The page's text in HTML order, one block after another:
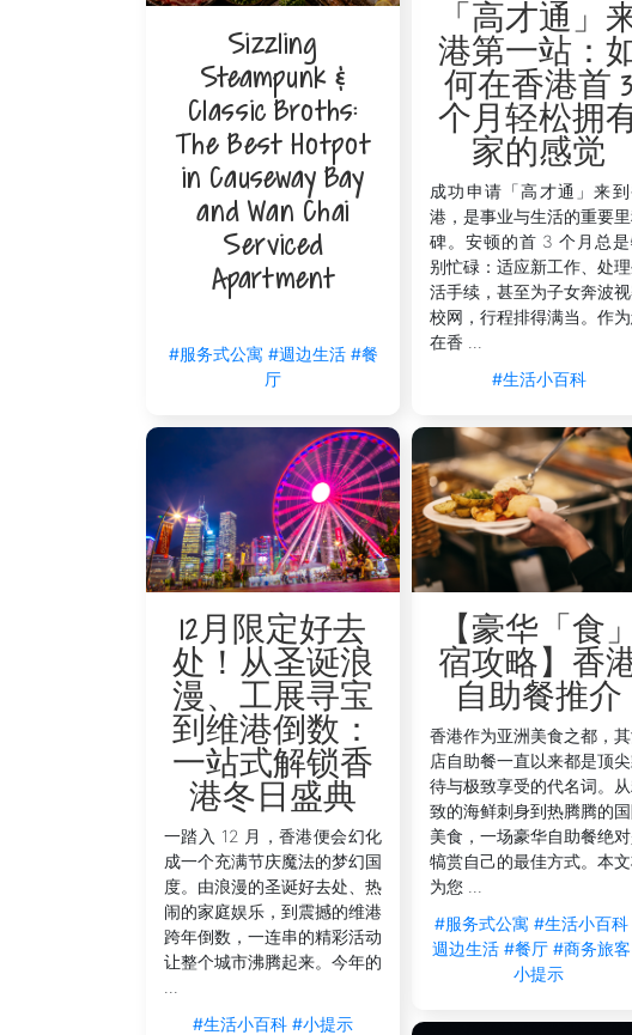
皇室堡（Windsor House）是铜锣湾地区著名的购物、
院和大型电脑及数码广场。这里不论购物、亲子、用
交通： 从 V Causeway Bay 步行约3分钟；从 V
漫游铜锣湾，时尚与生活并存：V
漫游铜锣湾，时尚与生活在此完美交融。这里的特色
Causeway Bay
（铜锣湾怡和街9-15号）或V Causeway
V Causeway Bay 致力为您打造一个方便舒适慨「家
全与便捷。寓所内设有极速Wi-Fi同智能家居控制，方
讯、交通建议，甚至可以帮您预订餐饮或特色活动，
洁，血拼归来后可以彻底放松。而行李寄存与灵活入住
选择 V Causeway Bay 或 V Causeway Bay 2，每一个
验。
Sizzling
Steampunk &
Classic Broths:
The Best Hotpot
in Causeway Bay
and Wan Chai
Serviced
Apartment
#服务式公寓 #週边生活 #餐
厅
「高才通」
港第一站：
何在香港首 3
个月轻松拥
家的感觉
成功申请「高才通」来到
港，是事业与生活的重要
碑。安顿的首 3 个月总
别忙碌：适应新工作、处
活手续，甚至为子女奔波
校网，行程排得满当。作
在香 ...
#生活小百科
【豪华「食」
宿攻略】香
自助餐推介
香港作为亚洲美食之都，
店自助餐一直以来都是顶
待与极致享受的代名词。
致的海鲜刺身到热腾腾的
美食，一场豪华自助餐绝
犒赏自己的最佳方式。本
为您 ...
#服务式公寓 #生活小百科
週边生活 #餐厅 #商务旅客
小提示
12月限定好去
处！从圣诞浪
漫、工展寻宝
到维港倒数：
一站式解锁香
港冬日盛典
一踏入 12 月，香港便会幻化
成一个充满节庆魔法的梦幻国
度。由浪漫的圣诞好去处、热
闹的家庭娱乐，到震撼的维港
跨年倒数，一连串的精彩活动
让整个城市沸腾起来。今年的
#生活小百科 #小提示